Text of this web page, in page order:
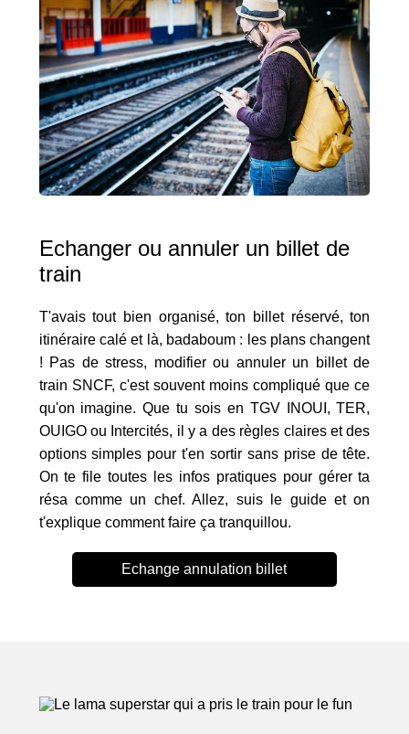
Echanger ou annuler un billet de
train
T'avais tout bien organisé, ton billet réservé, ton
itinéraire calé et là, badaboum : les plans changent
! Pas de stress, modifier ou annuler un billet de
train SNCF, c'est souvent moins compliqué que ce
qu'on imagine. Que tu sois en TGV INOUI, TER,
OUIGO ou Intercités, il y a des règles claires et des
options simples pour t'en sortir sans prise de tête.
On te file toutes les infos pratiques pour gérer ta
résa comme un chef. Allez, suis le guide et on
t'explique comment faire ça tranquillou.
Echange annulation billet